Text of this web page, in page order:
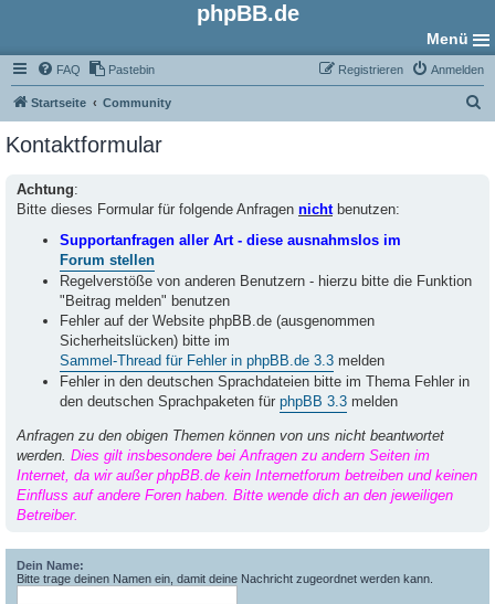
phpBB.de
Menü
FAQ Pastebin Anmelden
Registrieren
Startseite Community
Kontaktformular
Achtung:
Bitte dieses Formular für folgende Anfragen nichtbenutzen:
Supportanfragen aller Art - diese ausnahmslos im
Forum stellen
Regelverstöße von anderen Benutzern - hierzu bitte die Funktion
"Beitrag melden" benutzen
Fehler auf der Website phpBB.de (ausgenommen
Sicherheitslücken) bitte im
Sammel-Thread für Fehler in phpBB.de 3.3 melden
Fehler in den deutschen Sprachdateien bitte im Thema Fehler in
den deutschen Sprachpaketen für phpBB 3.3 melden
Anfragen zu den obigen Themen können von uns nicht beantwortet
werden. Dies gilt insbesondere bei Anfragen zu andern Seiten im
Internet, da wir außer phpBB.de kein Internetforum betreiben und keinen
Einfluss auf andere Foren haben. Bitte wende dich an den jeweiligen
Betreiber.
Dein Name:
Bitte trage deinen Namen ein, damit deine Nachricht zugeordnet werden kann.